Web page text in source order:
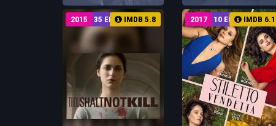
35 EP
2015 IMDB 5.8 10 EP
2017 IMDB 6.1